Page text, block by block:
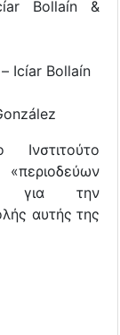
Bollaín &
– Icíar Bollaín
για την
αυτής της